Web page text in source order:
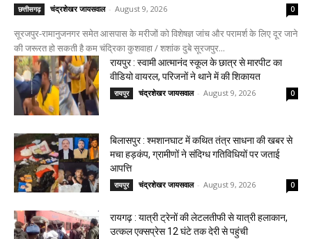
छत्तीसगढ़ चंद्रशेखर जायसवाल - August 9, 2026 0
सूरजपुर-रामानुजनगर समेत आसपास के मरीजों को विशेषज्ञ जांच और परामर्श के लिए दूर जाने
की जरूरत हो सकती है कम चंद्रिका कुशवाहा / शशांक दुबे सूरजपुर...
रायपुर : स्वामी आत्मानंद स्कूल के छात्र से मारपीट का
वीडियो वायरल, परिजनों ने थाने में की शिकायत
रायपुर चंद्रशेखर जायसवाल - August 9, 2026 0
बिलासपुर : श्मशानघाट में कथित तंत्र साधना की खबर से
मचा हड़कंप, ग्रामीणों ने संदिग्ध गतिविधियों पर जताई
आपत्ति
रायपुर चंद्रशेखर जायसवाल - August 9, 2026 0
रायगढ़ : यात्री ट्रेनों की लेटलतीफी से यात्री हलाकान,
उत्कल एक्सप्रेस 12 घंटे तक देरी से पहुंची